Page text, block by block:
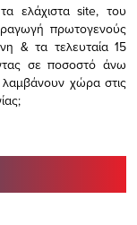
ελάχισταsite, του
πρωτογενούς
& τα τελευταία 15
σε ποσοστό άνω
χώρα στις